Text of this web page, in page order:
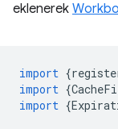
eklenerek
import {
import {
import {